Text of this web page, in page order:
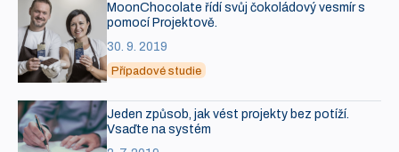
MoonChocolate řídí svůj čokoládový vesmír s
pomocí Projektově.
30. 9. 2019
Případové studie
Jeden způsob, jak vést projekty bez potíží.
Vsaďte na systém